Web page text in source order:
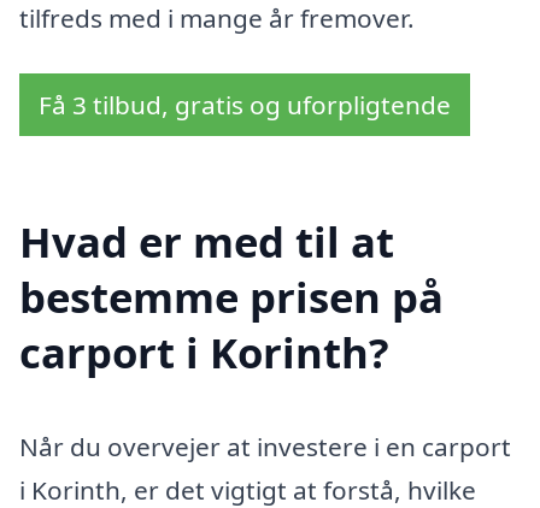
tilfreds med i mange år fremover.
Få 3 tilbud, gratis og uforpligtende
Hvad er med til at
bestemme prisen på
carport i Korinth?
Når du overvejer at investere i en carport
i Korinth, er det vigtigt at forstå, hvilke